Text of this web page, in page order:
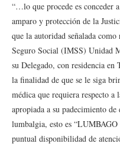
“…lo que procede es
amparo y protección de la
que la autoridad señalada
Seguro Social (IMSS) Unidad
su Delegado, con residencia
la finalidad de que se le siga
médica que requiera respecto a
apropiada a su padecimiento
lumbalgia, esto es
puntual disponibilidad de